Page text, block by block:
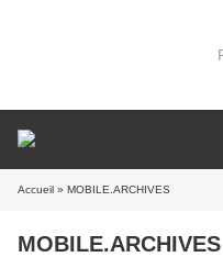
Accueil » MOBILE.ARCHIVES
MOBILE.ARCHIVES